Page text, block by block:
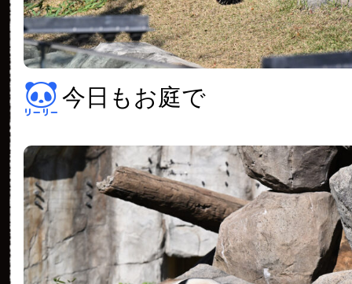
今日もお庭で